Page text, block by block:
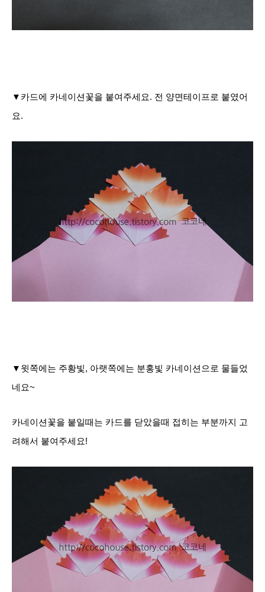
▼카드에 카네이션꽃을 붙여주세요. 전 양면테이프로 붙였어
요.
▼윗쪽에는 주황빛, 아랫쪽에는 분홍빛 카네이션으로 물들었
네요~
카네이션꽃을 붙일때는 카드를 닫았을때 접히는 부분까지 고
려해서 붙여주세요!